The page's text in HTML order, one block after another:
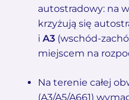
autostradowy: na
krzyżują się
i A3 (wschód-
miejscem na
Na terenie całej
(A3/A5/A661)